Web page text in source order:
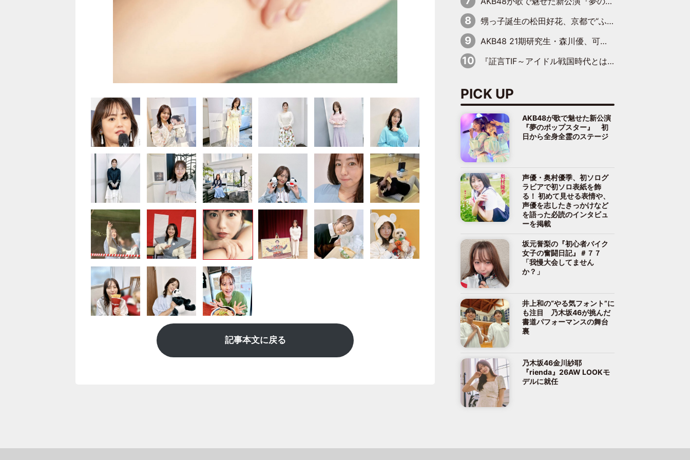
記事本文に戻る
甥っ子誕生の松田好花、京都で“ふたつの家族”をはしご！ “母”黒谷友香に見送られ、“父”松岡昌宏とはハシゴ酒
AKB48 21期研究生・森川優、可愛さもある大人の女性に
『証言TIF～アイドル戦国時代とはなんだったのか～』第10回：さくら学院・武藤彩未×飯田らうら「正直、中3で辞めるというのを信じてなくて。そう言われてはいたけど、嘘でしょって」
PICK UP
AKB48が歌で魅せた新公演
『夢のポップスター』 初
日から全身全霊のステージ
声優・奥村優季、初ソログ
ラビアで初ソロ表紙を飾
る！ 初めて見せる表情や、
声優を志したきっかけなど
を語った必読のインタビュ
ーを掲載
坂元誉梨の『初心者バイク
女子の奮闘日記』＃７７
「我慢大会してません
か？」
井上和の“やる気フォント”に
も注目 乃木坂46が挑んだ
書道パフォーマンスの舞台
裏
乃木坂46金川紗耶
『rienda』26AW LOOKモ
デルに就任